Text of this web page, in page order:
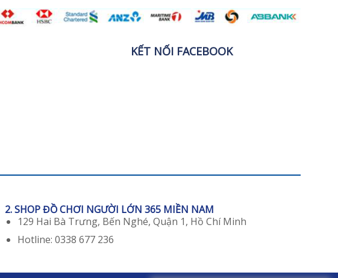
KẾT NỐI FACEBOOK
2. SHOP ĐỒ CHƠI NGƯỜI LỚN 365 MIỀN NAM
129 Hai Bà Trưng, Bến Nghé, Quận 1, Hồ Chí Minh
Hotline: 0338 677 236